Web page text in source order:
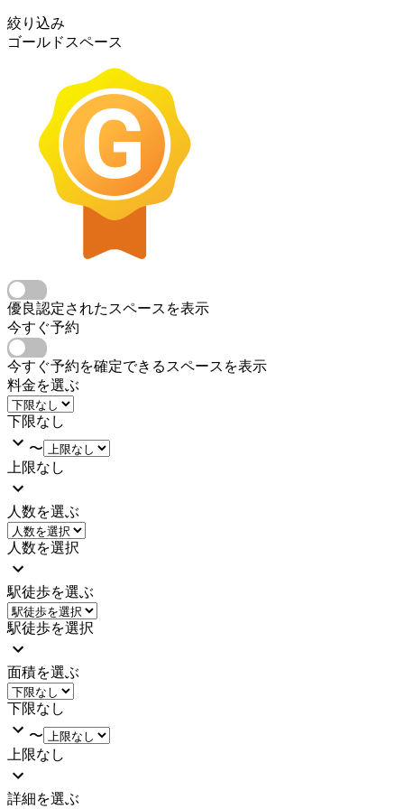
絞り込み
ゴールドスペース
優良認定されたスペースを表示
今すぐ予約
今すぐ予約を確定できるスペースを表示
料金を選ぶ
下限なし
〜
上限なし
人数を選ぶ
人数を選択
駅徒歩を選ぶ
駅徒歩を選択
面積を選ぶ
下限なし
〜
上限なし
詳細を選ぶ